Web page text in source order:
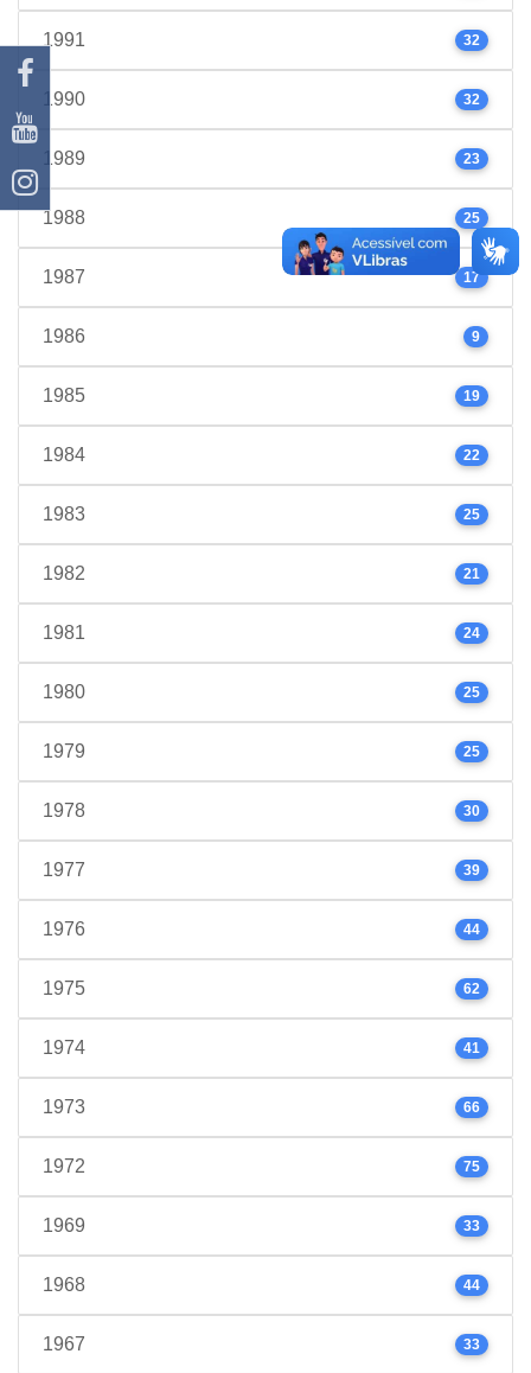
1991 32
1990 32
1989 23
1988 25
1987 17
1986 9
1985 19
1984 22
1983 25
1982 21
1981 24
1980 25
1979 25
1978 30
1977 39
1976 44
1975 62
1974 41
1973 66
1972 75
1969 33
1968 44
1967 33